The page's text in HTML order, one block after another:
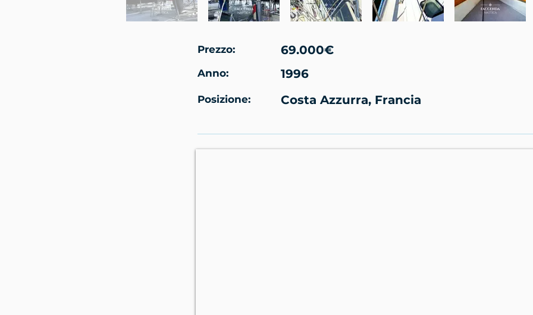
Prezzo:
Anno:
Posizione:
69.000€
1996
Costa Azzurra, Francia